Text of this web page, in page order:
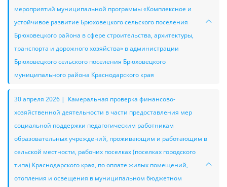
мероприятий муниципальной программы «Комплексное и
устойчивое развитие Брюховецкого сельского поселения
Брюховецкого района в сфере строительства, архитектуры,
транспорта и дорожного хозяйства» в администрации
Брюховецкого сельского поселения Брюховецкого
муниципального района Краснодарского края
30 апреля 2026 | Камеральная проверка финансово-
хозяйственной деятельности в части предоставления мер
социальной поддержки педагогическим работникам
образовательных учреждений, проживающим и работающим в
сельской местности, рабочих поселках (поселках городского
типа) Краснодарского края, по оплате жилых помещений,
отопления и освещения в муниципальном бюджетном